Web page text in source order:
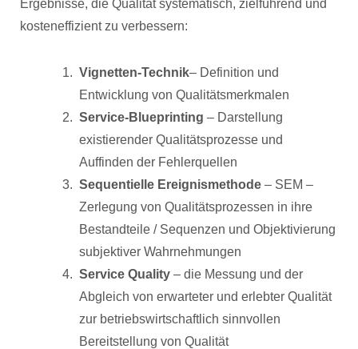
Ergebnisse, die Qualität systematisch, zielführend und
kosteneffizient zu verbessern:
Vignetten-Technik– Definition und
Entwicklung von Qualitätsmerkmalen
Service-Blueprinting – Darstellung
existierender Qualitätsprozesse und
Auffinden der Fehlerquellen
Sequentielle Ereignismethode – SEM –
Zerlegung von Qualitätsprozessen in ihre
Bestandteile / Sequenzen und Objektivierung
subjektiver Wahrnehmungen
Service Quality – die Messung und der
Abgleich von erwarteter und erlebter Qualität
zur betriebswirtschaftlich sinnvollen
Bereitstellung von Qualität